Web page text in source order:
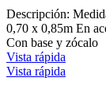
Descripción:
0,70 x 0,85m En
Con base y zócalo
Vista rápida
Vista rápida